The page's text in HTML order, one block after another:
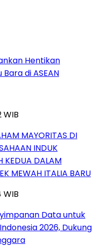
Hentikan
di ASEAN
MAYORITAS DI
INDUK
KEDUA DALAM
MEWAH ITALIA BARU
Data untuk
2026, Dukung